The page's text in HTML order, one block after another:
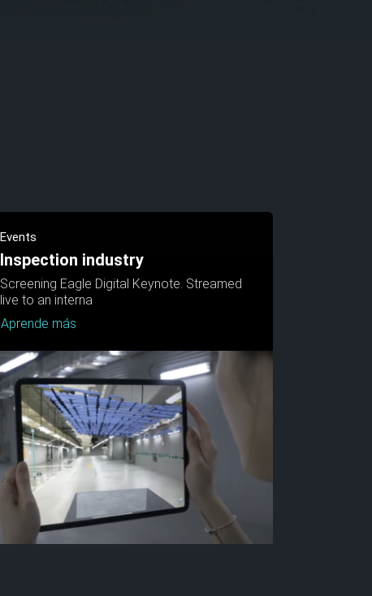
Events
Inspection industry
Screening Eagle Digital Keynote. Streamed
live to an interna
Aprende más